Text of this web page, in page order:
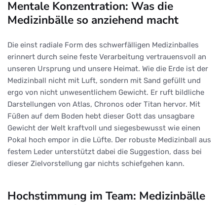
Mentale Konzentration: Was die
Medizinbälle so anziehend macht
Die einst radiale Form des schwerfälligen Medizinballes
erinnert durch seine feste Verarbeitung vertrauensvoll an
unseren Ursprung und unsere Heimat. Wie die Erde ist der
Medizinball nicht mit Luft, sondern mit Sand gefüllt und
ergo von nicht unwesentlichem Gewicht. Er ruft bildliche
Darstellungen von Atlas, Chronos oder Titan hervor. Mit
Füßen auf dem Boden hebt dieser Gott das unsagbare
Gewicht der Welt kraftvoll und siegesbewusst wie einen
Pokal hoch empor in die Lüfte. Der robuste Medizinball aus
festem Leder unterstützt dabei die Suggestion, dass bei
dieser Zielvorstellung gar nichts schiefgehen kann.
Hochstimmung im Team: Medizinbälle